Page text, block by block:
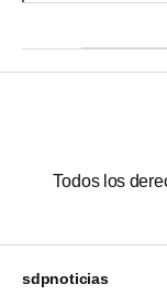
Todos los
sdpnoticias